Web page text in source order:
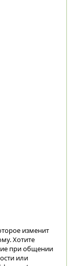
изменит
Хотите
при общении
или